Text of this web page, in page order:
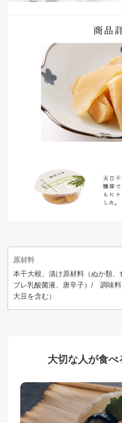
原材料
本干大根、漬け原材料（ぬか類
ブレ乳酸菌液、唐辛子）/ 調味
大豆を含む）
大切な人が食べ